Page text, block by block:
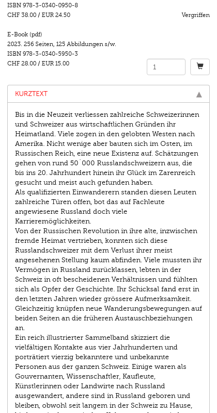
ISBN 978-3-0340-0950-8
CHF 38.00 / EUR 24.50 Vergriffen
E-Book (pdf)
2023. 256 Seiten, 125 Abbildungen s/w.
ISBN 978-3-0340-5950-3
CHF 28.00 / EUR 15.00
KURZTEXT
Bis in die Neuzeit verliessen zahlreiche Schweizerinnen
und Schweizer aus wirtschaftlichen Gründen ihr
Heimatland. Viele zogen in den gelobten Westen nach
Amerika. Nicht wenige aber bauten sich im Osten, im
Russischen Reich, eine neue Existenz auf. Schätzungen
gehen von rund 50´000 Russlandschweizern aus, die
bis ins 20. Jahrhundert hinein ihr Glück im Zarenreich
gesucht und meist auch gefunden haben.
Als qualifizierten Einwanderern standen diesen Leuten
zahlreiche Türen offen, bot das auf Fachleute
angewiesene Russland doch viele
Karrieremöglichkeiten.
Von der Russischen Revolution in ihre alte, inzwischen
fremde Heimat vertrieben, konnten sich diese
Russlandschweizer mit dem Verlust ihrer meist
angesehenen Stellung kaum abfinden. Viele mussten ihr
Vermögen in Russland zurücklassen, lebten in der
Schweiz in oft bescheidenen Verhältnissen und fühlten
sich als Opfer der Geschichte. Ihr Schicksal fand erst in
den letzten Jahren wieder grössere Aufmerksamkeit.
Gleichzeitig knüpfen neue Wanderungsbewegungen auf
beiden Seiten an die früheren Austauschbeziehungen
an.
Ein reich illustrierter Sammelband skizziert die
vielfältigen Kontakte aus vier Jahrhunderten und
porträtiert vierzig bekanntere und unbekannte
Personen aus der ganzen Schweiz. Einige waren als
Gouvernanten, Wissenschaftler, Kaufleute,
Künstlerinnen oder Landwirte nach Russland
ausgewandert, andere sind in Russland geboren und
bleiben, obwohl seit langem in der Schweiz zu Hause,